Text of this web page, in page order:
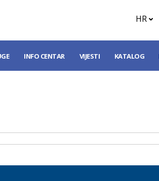
HR
INFO CENTAR VIJESTI KATALOG